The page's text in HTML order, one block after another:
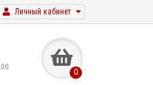
Личный кабинет
0